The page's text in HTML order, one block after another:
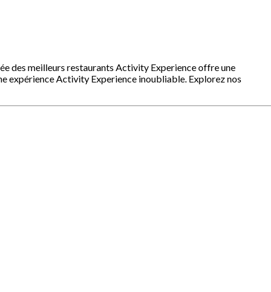
des meilleurs restaurants Activity Experience offre une
expérience Activity Experience inoubliable. Explorez nos